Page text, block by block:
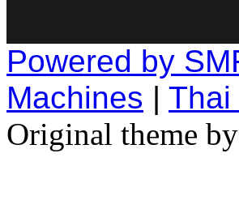
Powered by
Machines | Thai
Original theme by